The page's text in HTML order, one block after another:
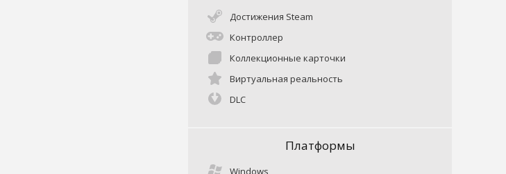
Достижения Steam
Контроллер
Коллекционные карточки
Виртуальная реальность
DLC
Платформы
Windows